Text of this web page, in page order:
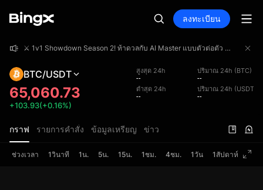
ลงทะเบียน
⚔️ 1v1 Showdown Season 2! ท้าดวลกับ AI Master แบบตัวต่อตัว ร่วมชิงเงินรางวัลรวม 4,000,000 USDT!
BTC/USDT
65,060.73
+103.93(+0.16%)
สูงสุด 24h
--
ปริมาณ 24h (BTC)
--
ต่ำสุด 24h
--
ปริมาณ 24h (USDT)
--
กราฟ รายการคำสั่ง ข้อมูลเหรียญ ข่าว
ช่วงเวลา 1วินาที 1น. 5น. 15น. 1ชม. 4ชม. 1วัน 1สัปดาห์